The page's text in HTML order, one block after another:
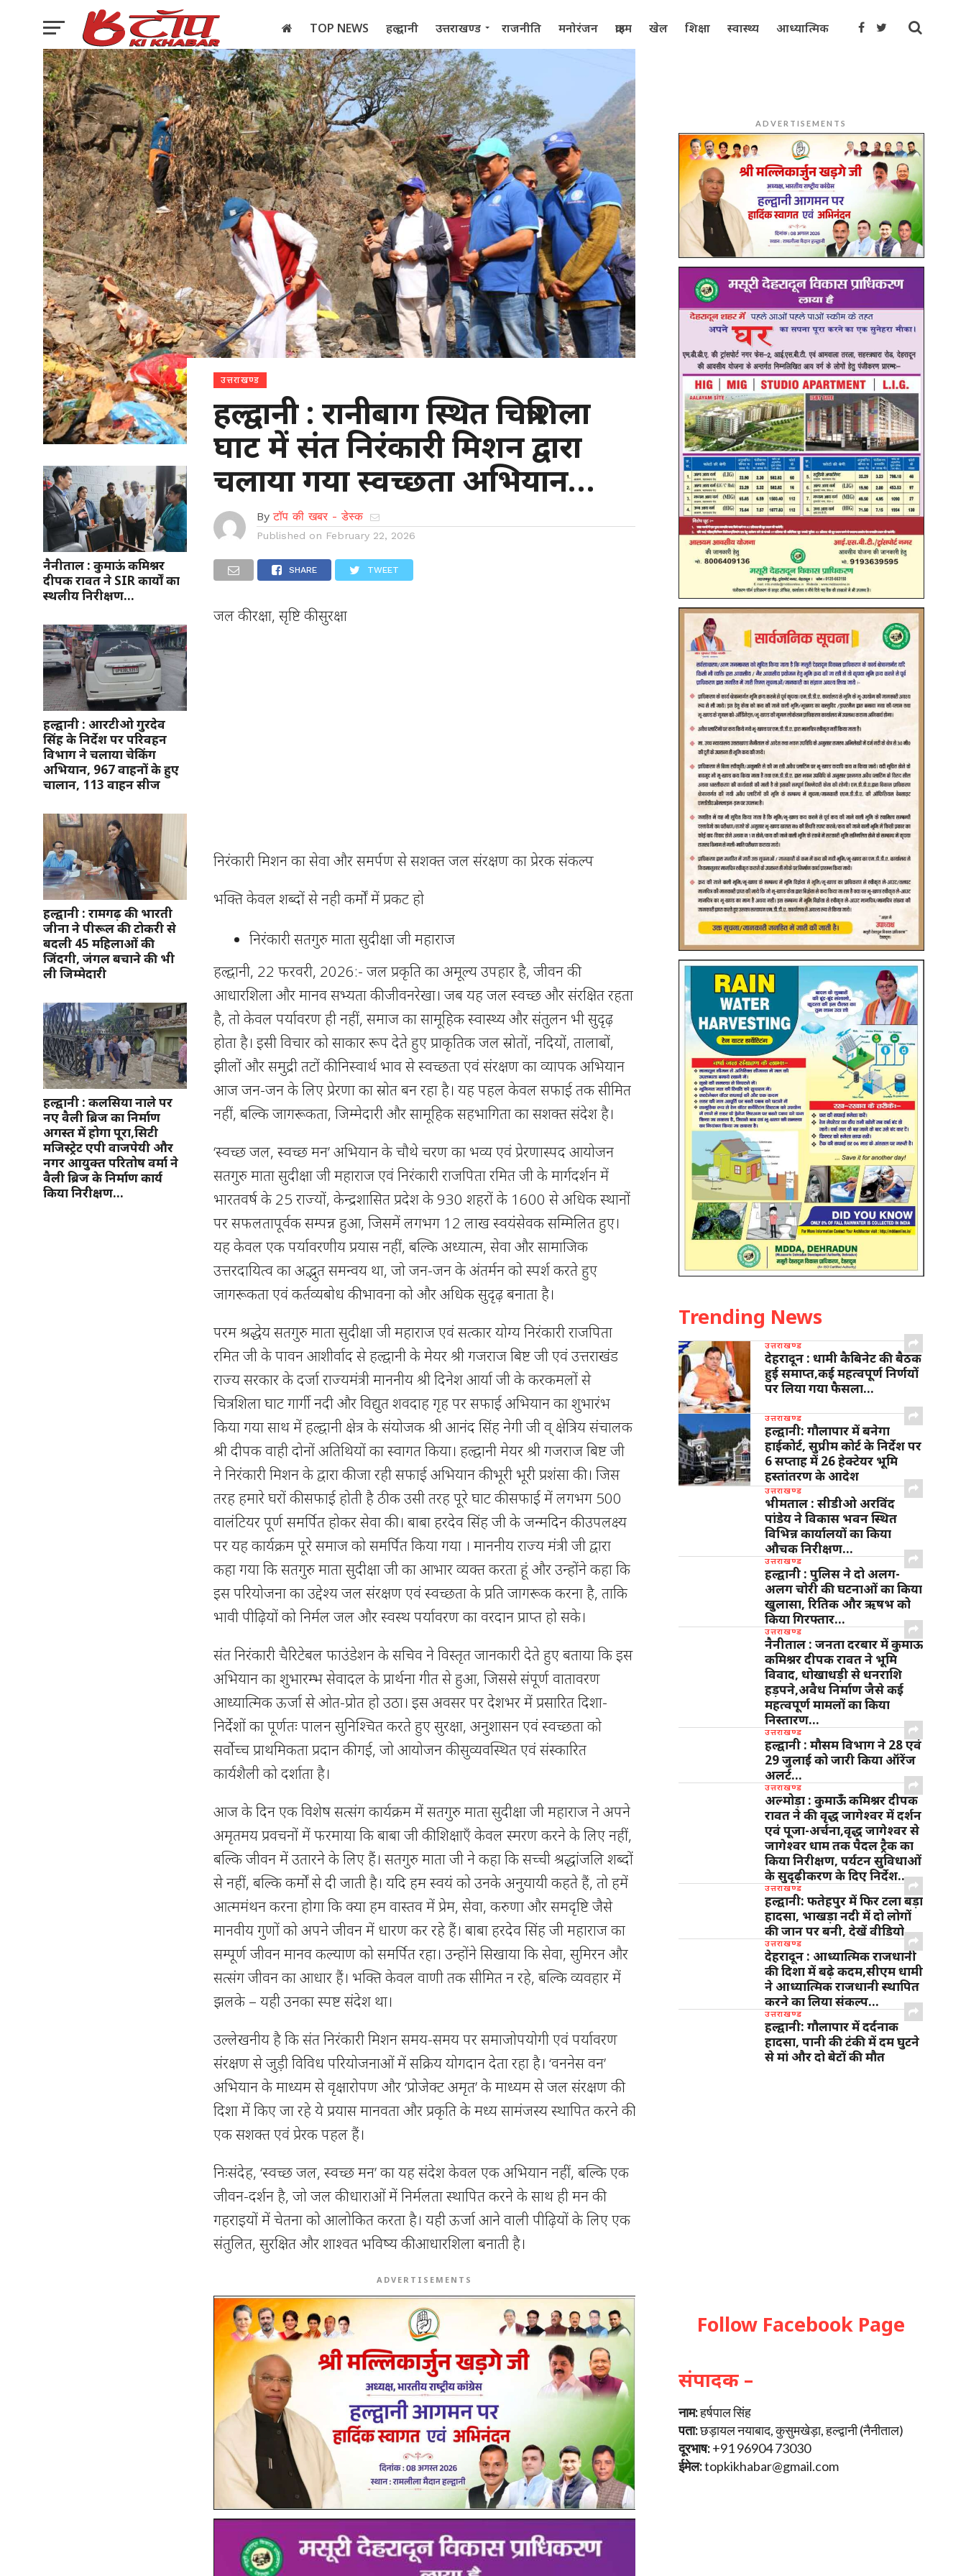
TOP NEWS हल्द्वानी उत्तराखण्ड राजनीति मनोरंजन क्राइम खेल शिक्षा स्वास्थ्य आध्यात्मिक
इलेक्शन 2022
नैनीताल : कुमाऊं कमिश्नर
दीपक रावत ने SIR कार्यों का
स्थलीय निरीक्षण…
हल्द्वानी : आरटीओ गुरदेव
सिंह के निर्देश पर परिवहन
विभाग ने चलाया चेकिंग
अभियान, 967 वाहनों के हुए
चालान, 113 वाहन सीज
हल्द्वानी : रामगढ़ की भारती
जीना ने पीरूल की टोकरी से
बदली 45 महिलाओं की
जिंदगी, जंगल बचाने की भी
ली जिम्मेदारी
हल्द्वानी : कलसिया नाले पर
नए वैली ब्रिज का निर्माण
अगस्त में होगा पूरा,सिटी
मजिस्ट्रेट एपी वाजपेयी और
नगर आयुक्त परितोष वर्मा ने
वैली ब्रिज के निर्माण कार्य
किया निरीक्षण…
उत्तराखण्ड
हल्द्वानी : रानीबाग स्थित चित्रशिला
घाट में संत निरंकारी मिशन द्वारा
चलाया गया स्वच्छता अभियान…
By टॉप की खबर - डेस्क
Published on February 22, 2026
SHARE TWEET
जल की रक्षा, सृष्टि की सुरक्षा
निरंकारी मिशन का सेवा और समर्पण से सशक्त जल संरक्षण का प्रेरक संकल्प
भक्ति केवल शब्दों से नही कर्मों में प्रकट हो
निरंकारी सतगुरु माता सुदीक्षा जी महाराज
हल्द्वानी, 22 फरवरी, 2026:- जल प्रकृति का अमूल्य उपहार है, जीवन की
आधारशिला और मानव सभ्यता की जीवनरेखा। जब यह जल स्वच्छ और संरक्षित रहता
है, तो केवल पर्यावरण ही नहीं, समाज का सामूहिक स्वास्थ्य और संतुलन भी सुदृढ़
होता है। इसी विचार को साकार रूप देते हुए प्राकृतिक जल स्रोतों, नदियों, तालाबों,
झीलों और समुद्री तटों की निस्वार्थ भाव से स्वच्छता एवं संरक्षण का व्यापक अभियान
आज जन-जन के लिए प्रेरणा का स्रोत बन रहा है। यह पहल केवल सफाई तक सीमित
नहीं, बल्कि जागरूकता, जिम्मेदारी और सामूहिक सहभागिता का सशक्त संदेश है।
‘स्वच्छ जल, स्वच्छ मन’ अभियान के चौथे चरण का भव्य एवं प्रेरणास्पद आयोजन
सतगुरु माता सुदीक्षा जी महाराज एवं निरंकारी राजपिता रमित जी के मार्गदर्शन में
भारतवर्ष के 25 राज्यों, केन्द्रशासित प्रदेश के 930 शहरों के 1600 से अधिक स्थानों
पर सफलतापूर्वक सम्पन्न हुआ, जिसमें लगभग 12 लाख स्वयंसेवक सम्मिलित हुए।
यह केवल एक पर्यावरणीय प्रयास नहीं, बल्कि अध्यात्म, सेवा और सामाजिक
उत्तरदायित्व का अद्भुत समन्वय था, जो जन-जन के अंतर्मन को स्पर्श करते हुए
जागरूकता एवं कर्तव्यबोध की भावना को और अधिक सुदृढ़ बनाता है।
परम श्रद्धेय सतगुरु माता सुदीक्षा जी महाराज एवं सत्कार योग्य निरंकारी राजपिता
रमित जी के पावन आशीर्वाद से हल्द्वानी के मेयर श्री गजराज बिष्ट जी एवं उत्तराखंड
राज्य सरकार के दर्जा राज्यमंत्री माननीय श्री दिनेश आर्या जी के करकमलों से
चित्रशिला घाट गार्गी नदी और विद्युत शवदाह गृह पर सफाई अभियान का शुभारंभ
किया गया साथ में हल्द्वानी क्षेत्र के संयोजक श्री आनंद सिंह नेगी जी व् क्षेत्रिय संचालक
श्री दीपक वाही दोनों अतिथियों का स्वागत किया। हल्द्वानी मेयर श्री गजराज बिष्ट जी
ने निरंकारी मिशन के द्वारा की जा रही सफाई अभियान की भूरी भूरी प्रशंसा की । जिस
तरह हमारे घरों की सफाई होती है ठीक उसी तरह पूरे घाट की सफाई में लगभग 500
वालंटियर पूर्ण समर्पित होकर सेवा की । बाबा हरदेव सिंह जी के जन्मदिन की उपलक्ष्य
पर यह कार्यक्रम पूरे समाज को समर्पित किया गया । माननीय राज्य मंत्री जी द्वारा
कहा गया कि सतगुरु माता सुदीक्षा जी का आभार व्यक्त करता हूं और उन्होंने कहा कि
इस परियोजना का उद्देश्य जल संरक्षण एवं स्वच्छता के प्रति जागरूक करना है, ताकि
भावी पीढ़ियों को निर्मल जल और स्वस्थ पर्यावरण का वरदान प्राप्त हो सके।
संत निरंकारी चैरिटेबल फाउंडेशन के सचिव ने विस्तृत जानकारी देते हुए बताया कि इस
अभियान का शुभारम्भ सेवादल के प्रार्थना गीत से हुआ, जिससे संपूर्ण वातावरण
आध्यात्मिक ऊर्जा से ओत-प्रोत हो उठा। इस अवसर पर देशभर में प्रसारित दिशा-
निर्देशों का पूर्णतः पालन सुनिश्चित करते हुए सुरक्षा, अनुशासन एवं स्वच्छता को
सर्वोच्च प्राथमिकता प्रदान की गई, जो आयोजन की सुव्यवस्थित एवं संस्कारित
कार्यशैली को दर्शाता है।
आज के दिन एक विशेष सत्संग कार्यक्रम में सतगुरु माता सुदीक्षा जी महाराज ने अपने
अमृतमय प्रवचनों में फरमाया कि बाबा जी की शिक्षाएँ केवल स्मरण करने के लिए नहीं,
बल्कि जीवन में उतारने के लिए हैं। सतगुरु माता जी ने कहा कि सच्ची श्रद्धांजलि शब्दों
से नहीं, बल्कि कर्मों से दी जाती है। यदि हम स्वयं को उनके अनुयायी कहते हैं, तो हमें
आत्ममंथन करना होगा कि क्या हम वास्तव में प्रेम, सेवा, करुणा और समदृष्टि जैसे
मानवीय गुणों को अपने जीवन में धारण कर रहे हैं। बाबा हरदेव सिंह जी महाराज का
सम्पूर्ण जीवन मानव कल्याण को समर्पित रहा। उन्होंने सिखाया कि सेवा, सुमिरन और
सत्संग जीवन का आधार हैं। भक्ति केवल वाणी तक सीमित न रहे, बल्कि व्यवहार में
झलके – यही उनका स्पष्ट संदेश था।
उल्लेखनीय है कि संत निरंकारी मिशन समय-समय पर समाजोपयोगी एवं पर्यावरण
संरक्षण से जुड़ी विविध परियोजनाओं में सक्रिय योगदान देता रहा है। ‘वननेस वन’
अभियान के माध्यम से वृक्षारोपण और ‘प्रोजेक्ट अमृत’ के माध्यम से जल संरक्षण की
दिशा में किए जा रहे ये प्रयास मानवता और प्रकृति के मध्य सामंजस्य स्थापित करने की
एक सशक्त एवं प्रेरक पहल हैं।
निःसंदेह, ‘स्वच्छ जल, स्वच्छ मन’ का यह संदेश केवल एक अभियान नहीं, बल्कि एक
जीवन-दर्शन है, जो जल की धाराओं में निर्मलता स्थापित करने के साथ ही मन की
गहराइयों में चेतना को आलोकित करता है। यही ऊर्जा आने वाली पीढ़ियों के लिए एक
संतुलित, सुरक्षित और शाश्वत भविष्य की आधारशिला बनाती है।
ADVERTISEMENTS
ADVERTISEMENTS
Trending News
उत्तराखण्ड
देहरादून : धामी कैबिनेट की बैठक
हुई समाप्त,कई महत्वपूर्ण निर्णयों
पर लिया गया फैसला…
उत्तराखण्ड
हल्द्वानी: गौलापार में बनेगा
हाईकोर्ट, सुप्रीम कोर्ट के निर्देश पर
6 सप्ताह में 26 हेक्टेयर भूमि
हस्तांतरण के आदेश
उत्तराखण्ड
भीमताल : सीडीओ अरविंद
पांडेय ने विकास भवन स्थित
विभिन्न कार्यालयों का किया
औचक निरीक्षण…
उत्तराखण्ड
हल्द्वानी : पुलिस ने दो अलग-
अलग चोरी की घटनाओं का किया
खुलासा, रितिक और ऋषभ को
किया गिरफ्तार…
उत्तराखण्ड
नैनीताल : जनता दरबार में कुमाऊ
कमिश्नर दीपक रावत ने भूमि
विवाद, धोखाधड़ी से धनराशि
हड़पने,अवैध निर्माण जैसे कई
महत्वपूर्ण मामलों का किया
निस्तारण…
उत्तराखण्ड
हल्द्वानी : मौसम विभाग ने 28 एवं
29 जुलाई को जारी किया ऑरेंज
अलर्ट…
उत्तराखण्ड
अल्मोड़ा : कुमाऊँ कमिश्नर दीपक
रावत ने की वृद्ध जागेश्वर में दर्शन
एवं पूजा-अर्चना,वृद्ध जागेश्वर से
जागेश्वर धाम तक पैदल ट्रैक का
किया निरीक्षण, पर्यटन सुविधाओं
के सुदृढ़ीकरण के दिए निर्देश…
उत्तराखण्ड
हल्द्वानी: फतेहपुर में फिर टला बड़ा
हादसा, भाखड़ा नदी में दो लोगों
की जान पर बनी, देखें वीडियो
उत्तराखण्ड
देहरादून : आध्यात्मिक राजधानी
की दिशा में बढ़े कदम,सीएम धामी
ने आध्यात्मिक राजधानी स्थापित
करने का लिया संकल्प…
उत्तराखण्ड
हल्द्वानी: गौलापार में दर्दनाक
हादसा, पानी की टंकी में दम घुटने
से मां और दो बेटों की मौत
Follow Facebook Page
संपादक –
नाम:हर्षपाल सिंह
पता:छड़ायल नयाबाद, कुसुमखेड़ा, हल्द्वानी (नैनीताल)
दूरभाष:+91 96904 73030
ईमेल:topkikhabar@gmail.com